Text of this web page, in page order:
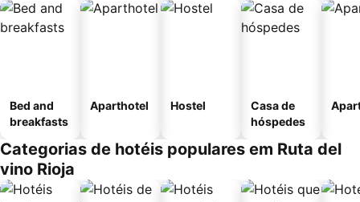
Bed and
breakfasts
Aparthotel Hostel
Casa de
hóspedes
Categorias de hotéis populares em Ruta del
vino Rioja